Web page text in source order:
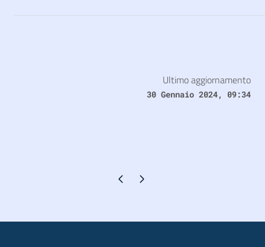
Ultimo aggiornamento
30 Gennaio 2024, 09:34
Pagina precedente
Pagina successiva